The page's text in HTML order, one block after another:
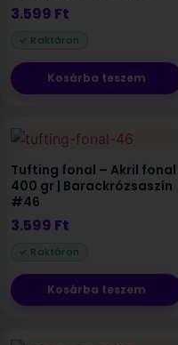
3.599 Ft
Kosárba teszem
Tufting fonal – Akril fonal
400 gr | Barackrózsaszín
#46
3.599 Ft
Kosárba teszem